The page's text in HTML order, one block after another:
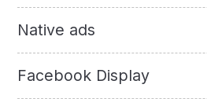
Native ads
Facebook Display